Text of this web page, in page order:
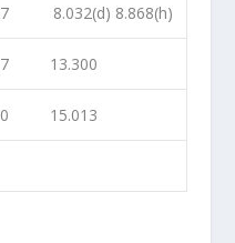
8.032(d) 8.868(h)
13.300
15.013